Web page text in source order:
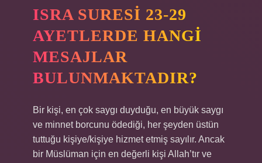
ISRA SURESI 23-29
AYETLERDE HANGI
MESAJLAR
BULUNMAKTADIR?
Bir kişi, en çok saygı duyduğu, en büyük saygı
ve minnet borcunu ödediği, her şeyden üstün
tuttuğu kişiye/kişiye hizmet etmiş sayılır. Ancak
bir Müslüman için en değerli kişi Allah’tır ve